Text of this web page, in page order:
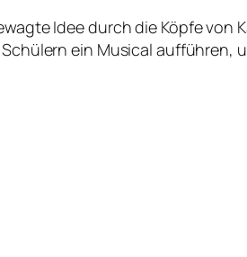
Idee durch die Köpfe von
ein Musical aufführen,